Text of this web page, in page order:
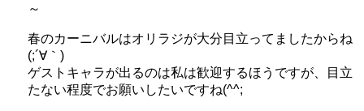
～
春のカーニバルはオリラジが大分目立ってましたからね
(;´∀｀)
ゲストキャラが出るのは私は歓迎するほうですが、目立
たない程度でお願いしたいですね(^^;